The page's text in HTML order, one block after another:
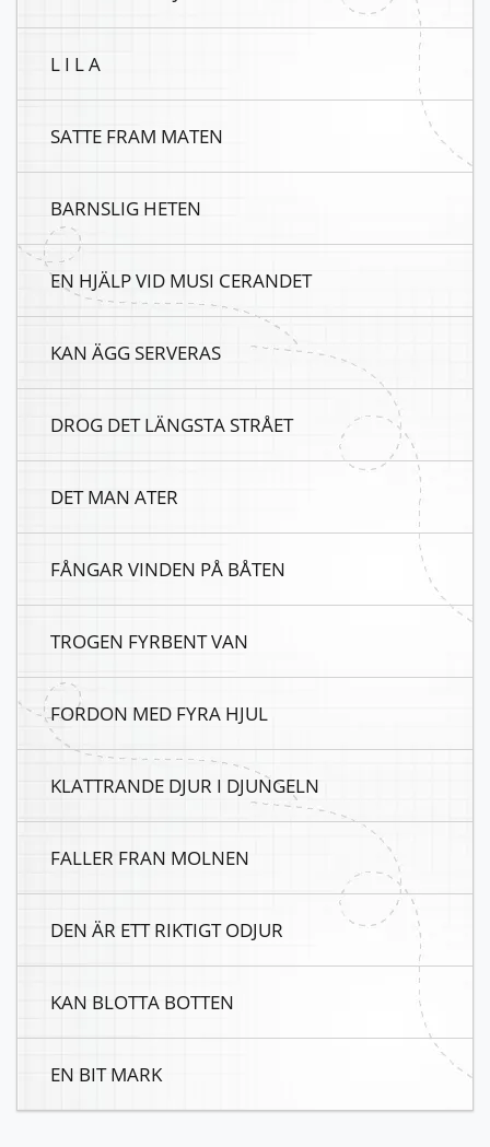
L I L A
SATTE FRAM MATEN
BARNSLIG HETEN
EN HJÄLP VID MUSI CERANDET
KAN ÄGG SERVERAS
DROG DET LÄNGSTA STRÅET
DET MAN ATER
FÅNGAR VINDEN PÅ BÅTEN
TROGEN FYRBENT VAN
FORDON MED FYRA HJUL
KLATTRANDE DJUR I DJUNGELN
FALLER FRAN MOLNEN
DEN ÄR ETT RIKTIGT ODJUR
KAN BLOTTA BOTTEN
EN BIT MARK